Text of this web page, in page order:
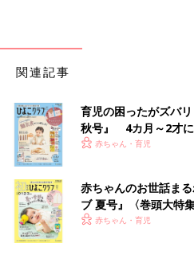
関連記事
育児の困ったがズバ
秋号』 4カ月～2才に
いっぱい！
赤ちゃん・育児
赤ちゃんのお世話ま
ブ 夏号』〈巻頭大特
く！ おっぱい・ミル
赤ちゃん・育児